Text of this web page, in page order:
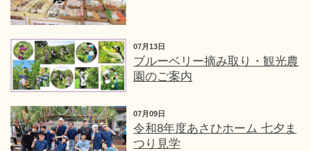
07月13日
ブルーベリー摘み取り・観光農
園のご案内
07月09日
令和8年度あさひホーム 七夕ま
つり見学